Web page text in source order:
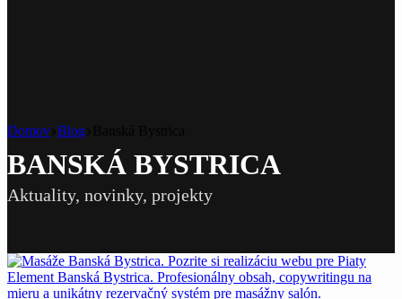
Domov Blog
BANSKÁ BYSTRICA
Aktuality, novinky, projekty